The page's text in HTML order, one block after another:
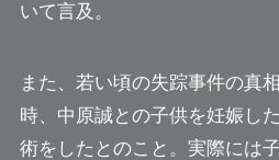
いて言及。
また、若い頃の失踪事件の真
時、中原誠との子供を妊娠し
術をしたとのこと。実際には